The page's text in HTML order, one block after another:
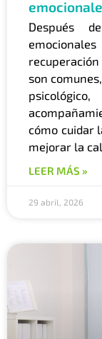
Después
son
cómo cuidar
mejorar la
LEER MÁS »
29 abril, 2026